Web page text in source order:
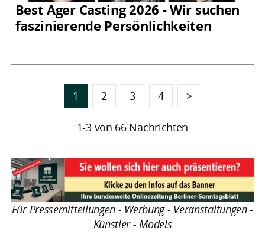
Best Ager Casting 2026 - Wir suchen
faszinierende Persönlichkeiten
1 2 3 4 >
1-3 von 66 Nachrichten
Für Pressemitteilungen - Werbung - Veranstaltungen -
Künstler - Models